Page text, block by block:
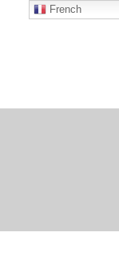
French